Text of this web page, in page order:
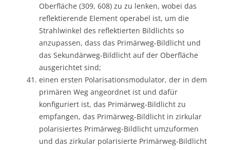
Oberfläche (309, 608) zu zu lenken, wobei das
reflektierende Element operabel ist, um die
Strahlwinkel des reflektierten Bildlichts so
anzupassen, dass das Primärweg-Bildlicht und
das Sekundärweg-Bildlicht auf der Oberfläche
ausgerichtet sind;
einen ersten Polarisationsmodulator, der in dem
primären Weg angeordnet ist und dafür
konfiguriert ist, das Primärweg-Bildlicht zu
empfangen, das Primärweg-Bildlicht in zirkular
polarisiertes Primärweg-Bildlicht umzuformen
und das zirkular polarisierte Primärweg-Bildlicht